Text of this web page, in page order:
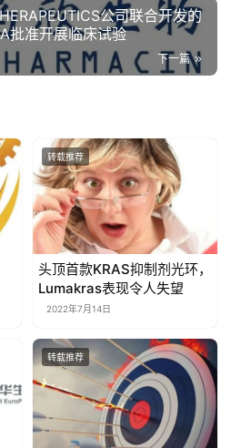
公司联合开发的
批准开展临床试验
下一篇
转载推荐
头顶首款KRAS抑制剂光环，
Lumakras表现令人失望
2022年7月14日
转载推荐